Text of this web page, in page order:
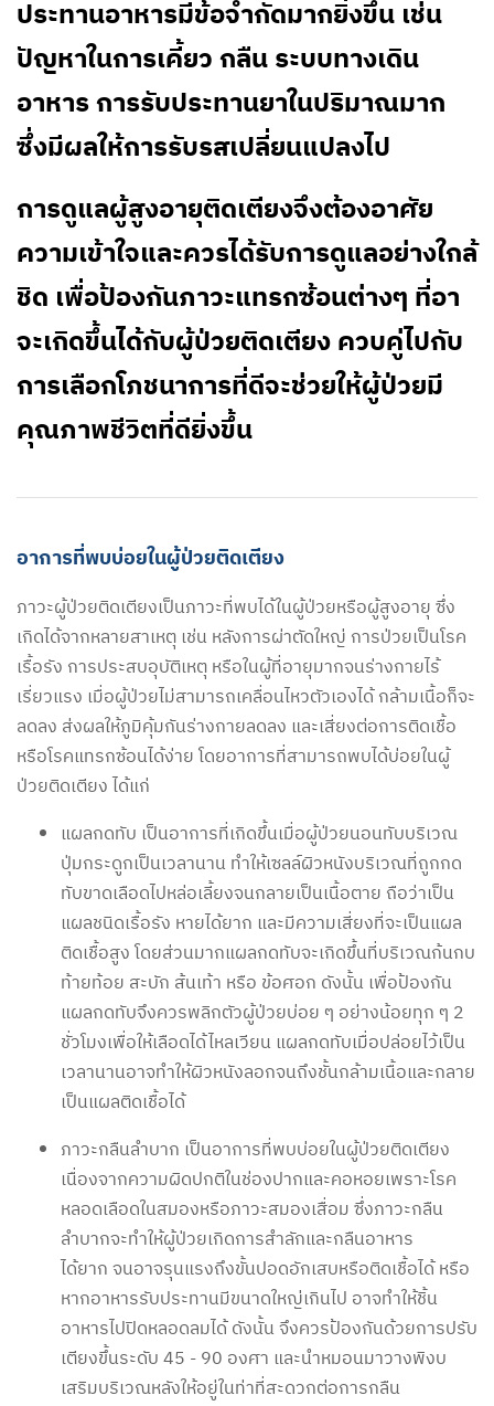
ประทานอาหารมีข้อจำกัดมากยิ่งขึ้น เช่น
ปัญหาในการเคี้ยว กลืน ระบบทางเดิน
อาหาร การรับประทานยาในปริมาณมาก
ซึ่งมีผลให้การรับรสเปลี่ยนแปลงไป
การดูแลผู้สูงอายุติดเตียงจึงต้องอาศัย
ความเข้าใจและควรได้รับการดูแลอย่างใกล้
ชิด เพื่อป้องกันภาวะแทรกซ้อนต่างๆ ที่อา
จะเกิดขึ้นได้กับผู้ป่วยติดเตียง ควบคู่ไปกับ
การเลือกโภชนาการที่ดีจะช่วยให้ผู้ป่วยมี
คุณภาพชีวิตที่ดียิ่งขึ้น
อาการที่พบบ่อยในผู้ป่วยติดเตียง
ภาวะผู้ป่วยติดเตียงเป็นภาวะที่พบได้ในผู้ป่วยหรือผู้สูงอายุ ซึ่ง
เกิดได้จากหลายสาเหตุ เช่น หลังการผ่าตัดใหญ่ การป่วยเป็นโรค
เรื้อรัง การประสบอุบัติเหตุ หรือในผู้ที่อายุมากจนร่างกายไร้
เรี่ยวแรง เมื่อผู้ป่วยไม่สามารถเคลื่อนไหวตัวเองได้ กล้ามเนื้อก็จะ
ลดลง ส่งผลให้ภูมิคุ้มกันร่างกายลดลง และเสี่ยงต่อการติดเชื้อ
หรือโรคแทรกซ้อนได้ง่าย โดยอาการที่สามารถพบได้บ่อยในผู้
ป่วยติดเตียง ได้แก่
แผลกดทับ เป็นอาการที่เกิดขึ้นเมื่อผู้ป่วยนอนทับบริเวณ
ปุ่มกระดูกเป็นเวลานาน ทำให้เซลล์ผิวหนังบริเวณที่ถูกกด
ทับขาดเลือดไปหล่อเลี้ยงจนกลายเป็นเนื้อตาย ถือว่าเป็น
แผลชนิดเรื้อรัง หายได้ยาก และมีความเสี่ยงที่จะเป็นแผล
ติดเชื้อสูง โดยส่วนมากแผลกดทับจะเกิดขึ้นที่บริเวณก้นกบ
ท้ายท้อย สะบัก ส้นเท้า หรือ ข้อศอก ดังนั้น เพื่อป้องกัน
แผลกดทับจึงควรพลิกตัวผู้ป่วยบ่อย ๆ อย่างน้อยทุก ๆ 2
ชั่วโมงเพื่อให้เลือดได้ไหลเวียน แผลกดทับเมื่อปล่อยไว้เป็น
เวลานานอาจทำให้ผิวหนังลอกจนถึงชั้นกล้ามเนื้อและกลาย
เป็นแผลติดเชื้อได้
ภาวะกลืนลำบาก เป็นอาการที่พบบ่อยในผู้ป่วยติดเตียง
เนื่องจากความผิดปกติในช่องปากและคอหอยเพราะโรค
หลอดเลือดในสมองหรือภาวะสมองเสื่อม ซึ่งภาวะกลืน
ลำบากจะทำให้ผู้ป่วยเกิดการสำลักและกลืนอาหาร
ได้ยาก จนอาจรุนแรงถึงขั้นปอดอักเสบหรือติดเชื้อได้ หรือ
หากอาหารรับประทานมีขนาดใหญ่เกินไป อาจทำให้ชิ้น
อาหารไปปิดหลอดลมได้ ดังนั้น จึงควรป้องกันด้วยการปรับ
เตียงขึ้นระดับ 45 - 90 องศา และนำหมอนมาวางพิงบ
เสริมบริเวณหลังให้อยู่ในท่าที่สะดวกต่อการกลืน